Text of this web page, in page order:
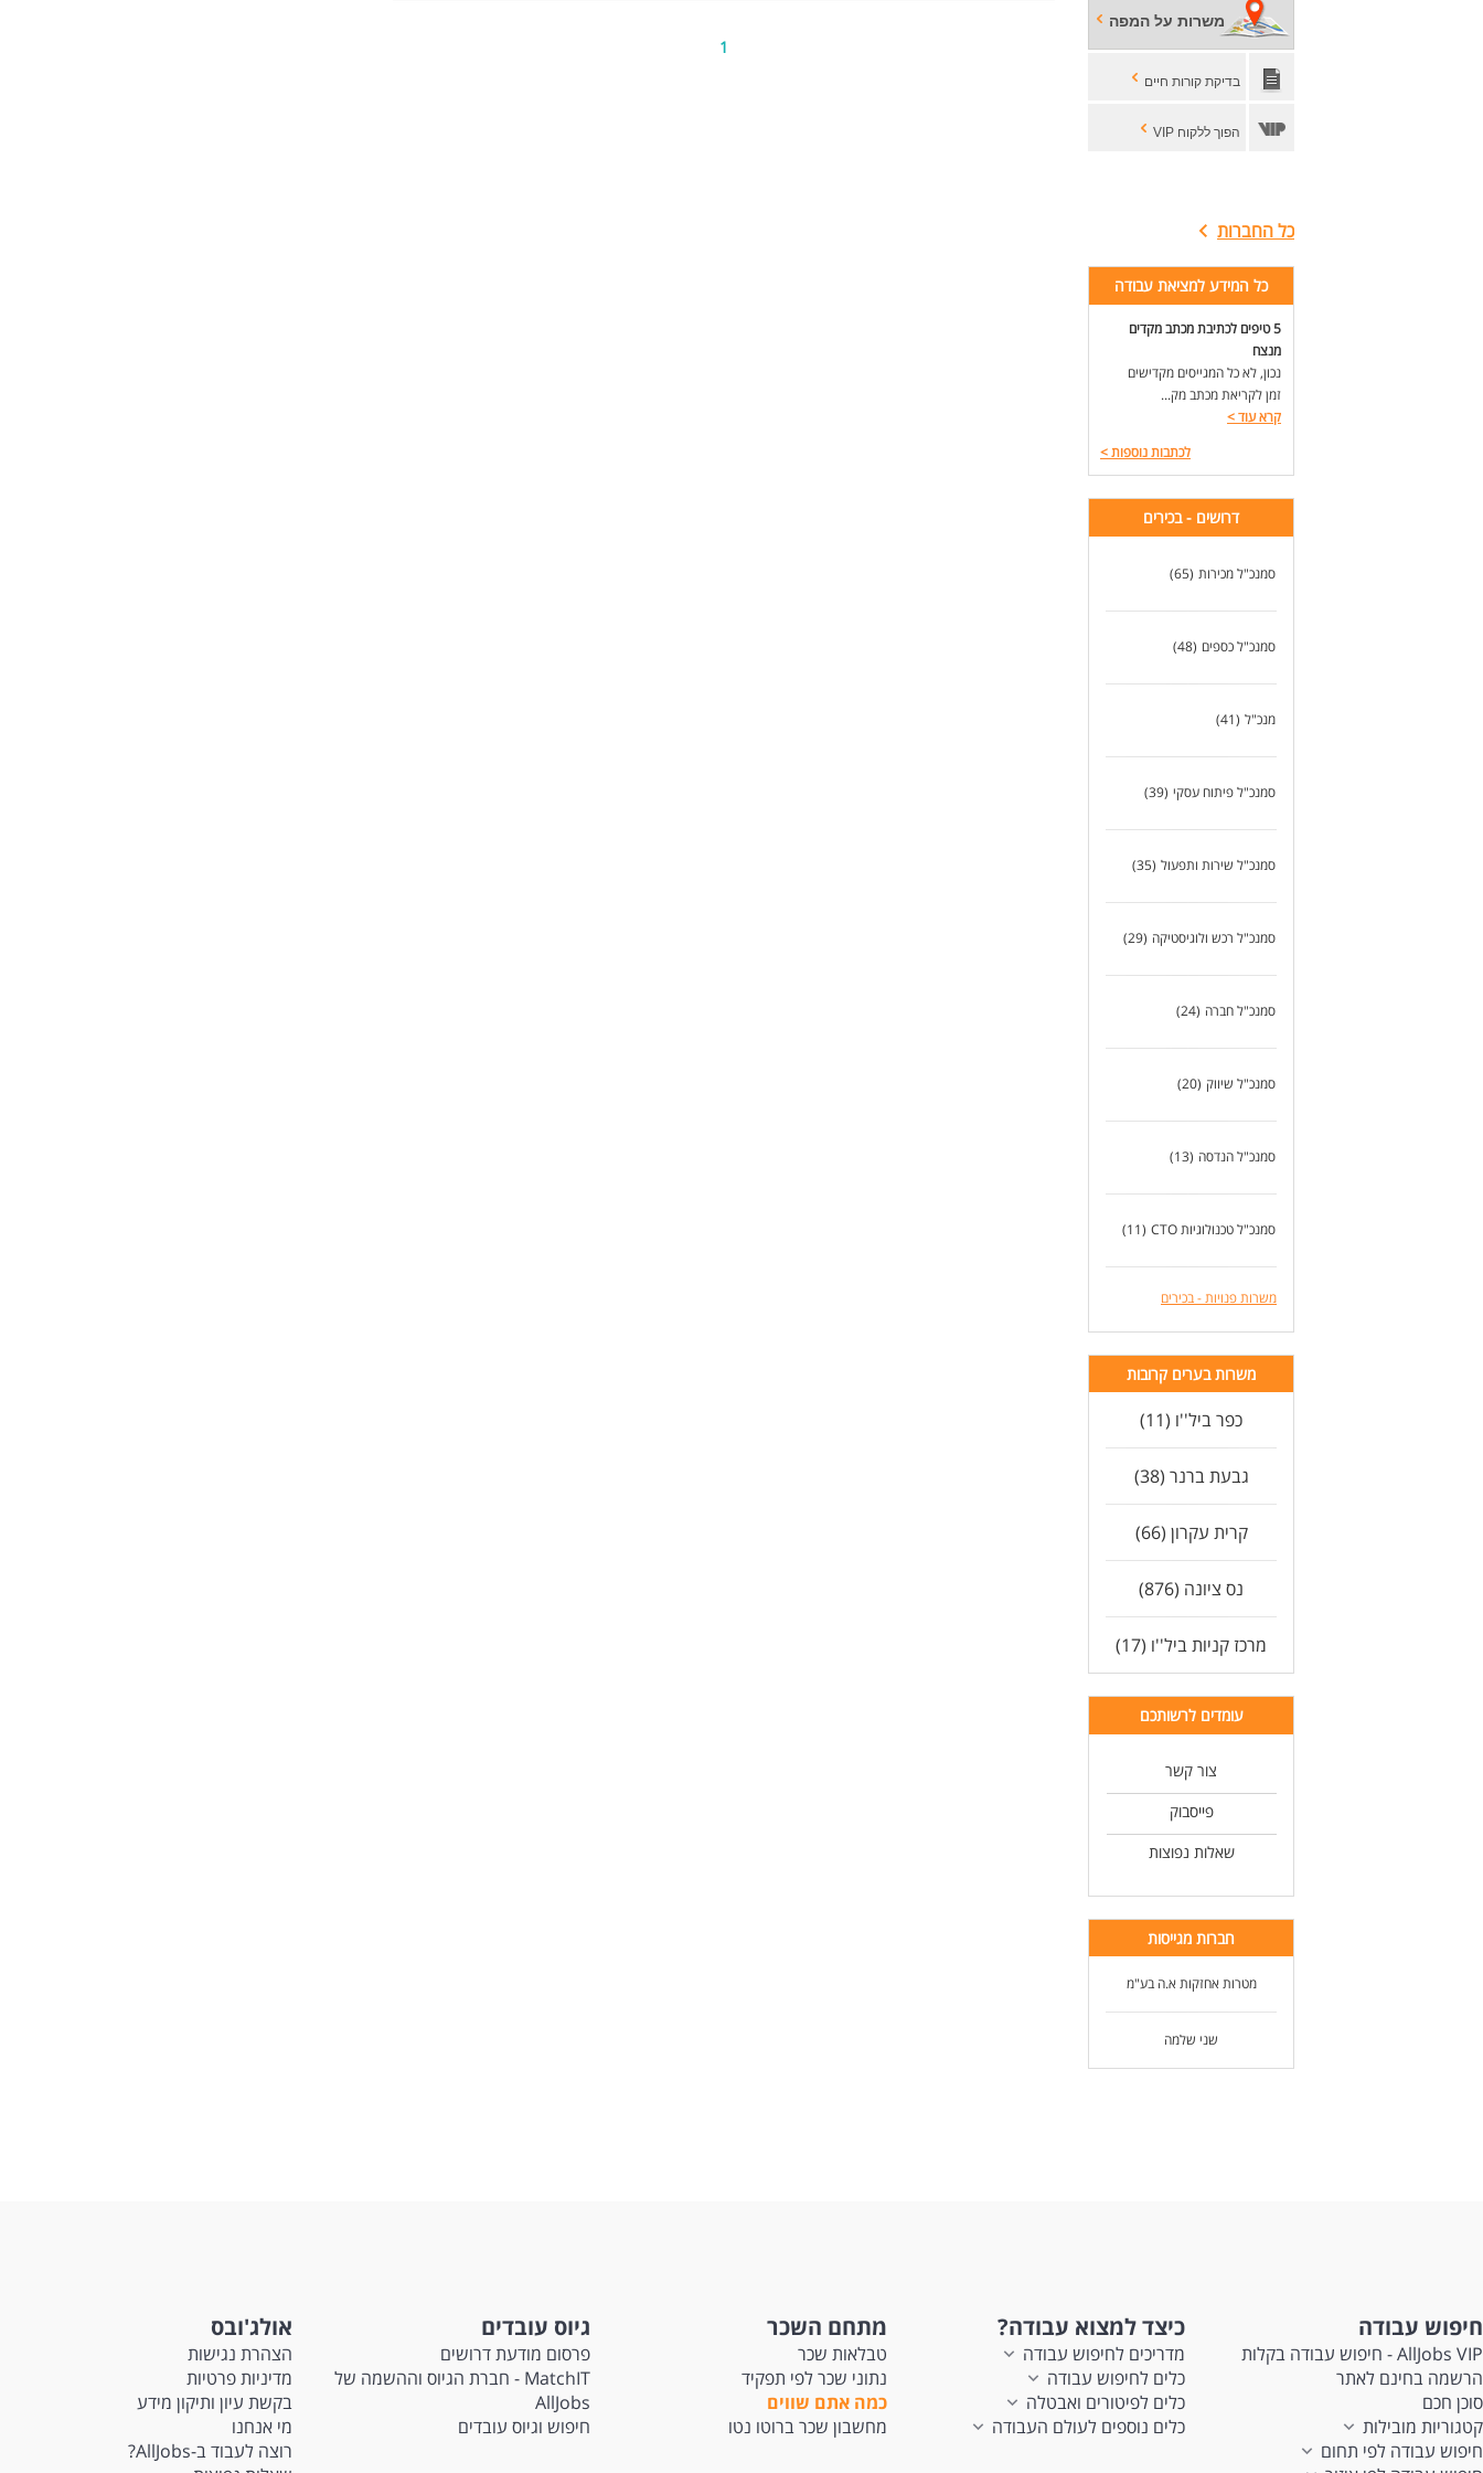
משרות על המפה
בדיקת קורות חיים
הפוך ללקוח VIP
כל החברות
כל המידע למציאת עבודה
5 טיפים לכתיבת מכתב מקדים
מנצח
נכון, לא כל המגייסים מקדישים
זמן לקריאת מכתב מק...
קרא עוד>
לכתבות נוספות>
דרושים - בכירים
סמנכ"ל מכירות (65)
סמנכ"ל כספים (48)
מנכ"ל (41)
סמנכ"ל פיתוח עסקי (39)
סמנכ"ל שירות ותפעול (35)
סמנכ"ל רכש ולוגיסטיקה (29)
סמנכ"ל חברה (24)
סמנכ"ל שיווק (20)
סמנכ"ל הנדסה (13)
סמנכ"ל טכנולוגיות CTO (11)
משרות פנויות - בכירים
משרות בערים קרובות
כפר ביל''ו (11)
גבעת ברנר (38)
קרית עקרון (66)
נס ציונה (876)
מרכז קניות ביל''ו (17)
עומדים לרשותכם
צור קשר
פייסבוק
שאלות נפוצות
חברות מגייסות
מטרות אחזקות א.ה בע"מ
שני שלמה
המשרה מיועדת לנשים ולגברים כאחד. המשרה מיועדת לנשים ולגברים כאחד.
1
חיפוש עבודה
AllJobs VIP - חיפוש עבודה בקלות
הרשמה בחינם לאתר
סוכן חכם
קטגוריות מובילות
חיפוש עבודה לפי תחום
כיצד למצוא עבודה?
מדריכים לחיפוש עבודה
כלים לחיפוש עבודה
כלים לפיטורים ואבטלה
כלים נוספים לעולם העבודה
מתחם השכר
טבלאות שכר
נתוני שכר לפי תפקיד
כמה אתם שווים
מחשבון שכר ברוטו נטו
גיוס עובדים
פרסום מודעת דרושים
MatchIT - חברת הגיוס וההשמה של
AllJobs
חיפוש וגיוס עובדים
אולג'ובס
הצהרת נגישות
מדיניות פרטיות
בקשת עיון ותיקון מידע
מי אנחנו
רוצה לעבוד ב-AllJobs?